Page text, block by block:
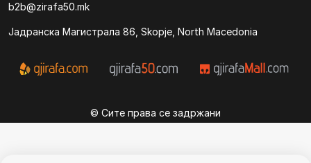
b2b@zirafa50.mk
Jадранска Магистрала 86, Skopje, North Macedonia
© Сите права се задржани